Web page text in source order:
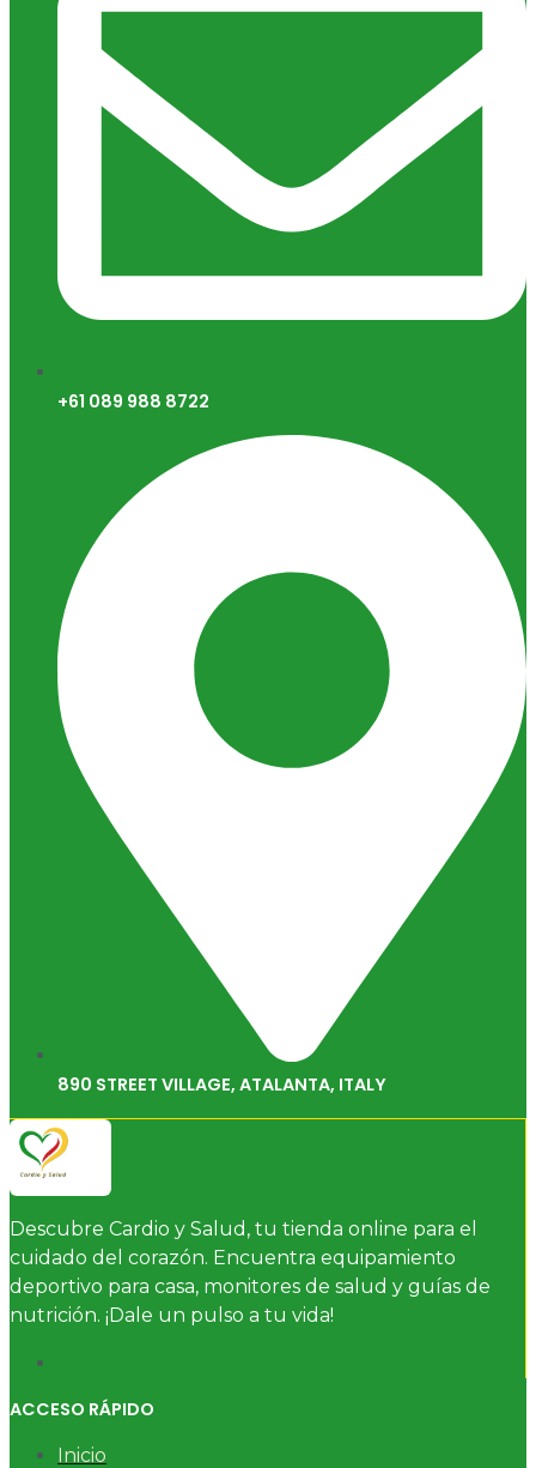
+61 089 988 8722
890 STREET VILLAGE, ATALANTA, ITALY
Descubre Cardio y Salud, tu tienda online para el
cuidado del corazón. Encuentra equipamiento
deportivo para casa, monitores de salud y guías de
nutrición. ¡Dale un pulso a tu vida!
ACCESO RÁPIDO
Inicio